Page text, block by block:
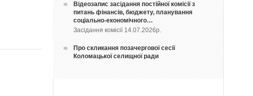
Відеозапис засідання постійної комісії з
питань фінансів, бюджету, планування
соціально-економічного…
Засідання комісії 14.07.2026р.
Про скликання позачергової сесії
Коломацької селищної ради